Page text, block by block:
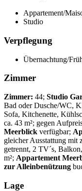
Appartement/
Studio
Verpflegung
Übernachtung/
Zimmer
Zimmer: 44; Studio
Bad oder Dusche/WC,
Sofa, Kitchenette,
ca. 43 m²; gegen
Meerblick verfügbar;
gleicher Ausstattung mit
getrennt, 2 TV´s,
m²; Appartement
zur Alleinbenützung
Lage